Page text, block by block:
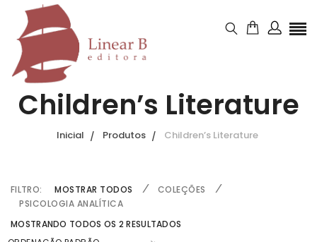
Children’s Literature
Inicial Produtos Children’s Literature
FILTRO: MOSTRAR TODOS
COLEÇÕES
PSICOLOGIA ANALÍTICA
MOSTRANDO TODOS OS 2 RESULTADOS